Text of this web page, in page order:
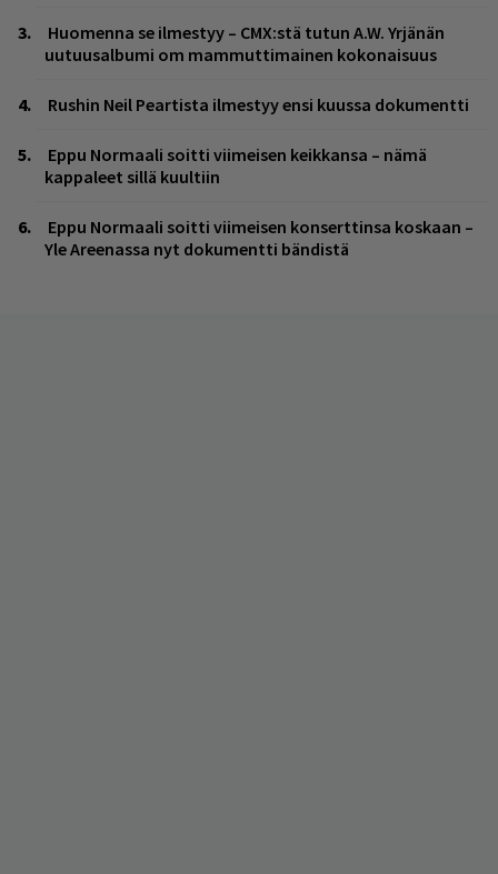
Huomenna se ilmestyy – CMX:stä tutun A.W. Yrjänän
uutuusalbumi om mammuttimainen kokonaisuus
Rushin Neil Peartista ilmestyy ensi kuussa dokumentti
Eppu Normaali soitti viimeisen keikkansa – nämä
kappaleet sillä kuultiin
Eppu Normaali soitti viimeisen konserttinsa koskaan –
Yle Areenassa nyt dokumentti bändistä